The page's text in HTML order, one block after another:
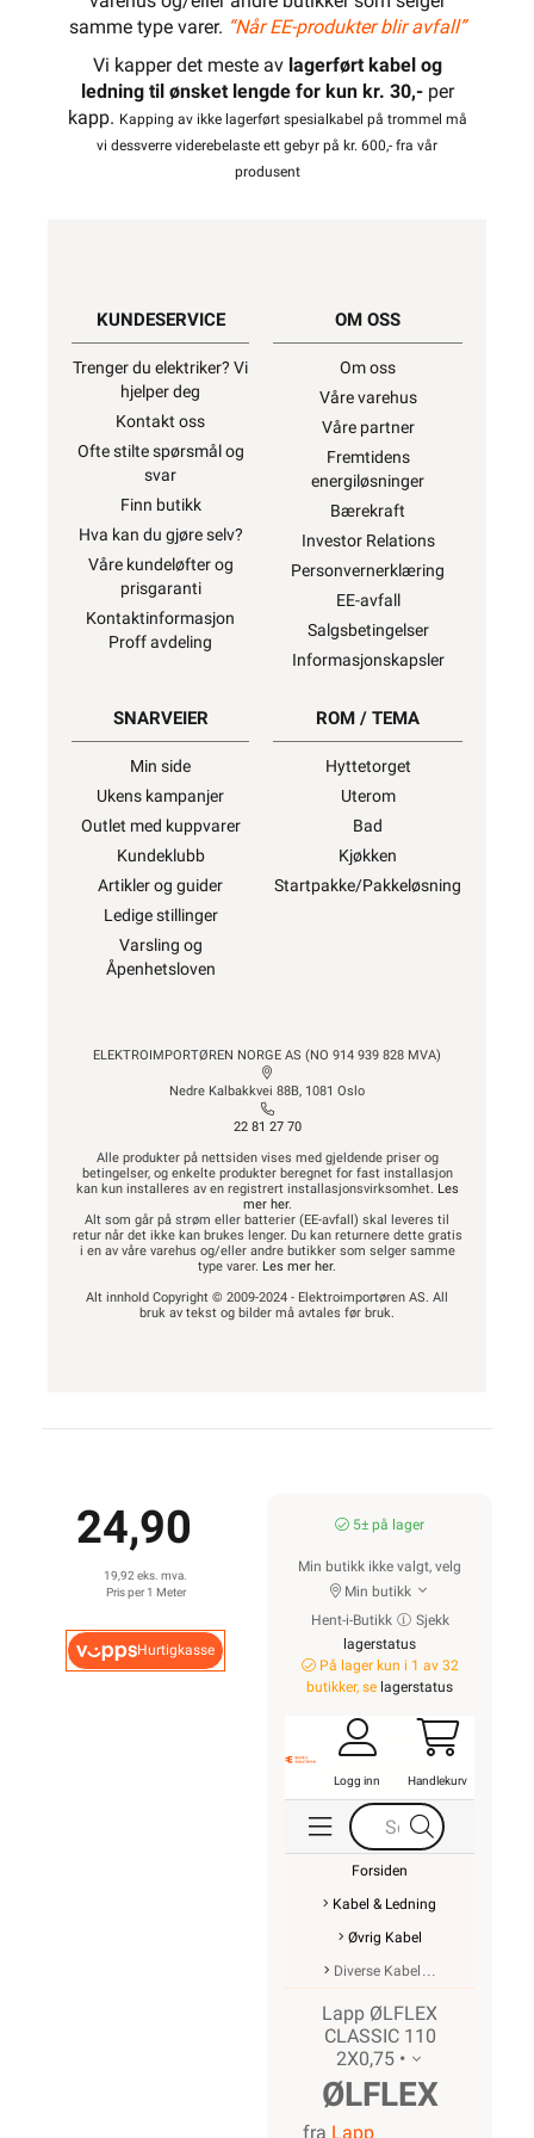
samme type varer. “Når EE-produkter blir avfall”
Vi kapper det meste av lagerført kabel og
ledning til ønsket lengde for kun kr. 30,-per
kapp. Kapping av ikke lagerført spesialkabel på trommel må
vi dessverre viderebelaste ett gebyr på kr. 600,- fra vår
produsent
KUNDESERVICE
Trenger du elektriker? Vi
hjelper deg
Kontakt oss
Ofte stilte spørsmål og
svar
Finn butikk
Hva kan du gjøre selv?
Våre kundeløfter og
prisgaranti
Kontaktinformasjon
Proff avdeling
OM OSS
Om oss
Våre varehus
Våre partner
Fremtidens
energiløsninger
Bærekraft
Investor Relations
Personvernerklæring
EE-avfall
Salgsbetingelser
Informasjonskapsler
SNARVEIER
Min side
Ukens kampanjer
Outlet med kuppvarer
Kundeklubb
Artikler og guider
Ledige stillinger
Varsling og
Åpenhetsloven
ROM / TEMA
Hyttetorget
Uterom
Bad
Kjøkken
Startpakke/Pakkeløsning
ELEKTROIMPORTØREN NORGE AS (NO 914 939 828 MVA)
Nedre Kalbakkvei 88B, 1081 Oslo
22 81 27 70
Alle produkter på nettsiden vises med gjeldende priser og
betingelser, og enkelte produkter beregnet for fast installasjon
kan kun installeres av en registrert installasjonsvirksomhet. Les
mer her.
Alt som går på strøm eller batterier (EE-avfall) skal leveres til
retur når det ikke kan brukes lenger. Du kan returnere dette gratis
i en av våre varehus og/eller andre butikker som selger samme
type varer. Les mer her.
Alt innhold Copyright © 2009-2024 - Elektroimportøren AS. All
bruk av tekst og bilder må avtales før bruk.
24,90
19,92 eks. mva.
Pris per 1 Meter
Hurtigkasse
5± på lager
Min butikk ikke valgt, velg
Min butikk
Hent-i-Butikk
Sjekk
lagerstatus
På lager kun i 1 av 32
butikker, se lagerstatus
Logg inn Handlekurv
Forsiden
Kabel & Ledning
Øvrig Kabel
Diverse Kabel
Lapp ØLFLEX
CLASSIC 110
2X0,75 •
ØLFLEX
fra Lapp